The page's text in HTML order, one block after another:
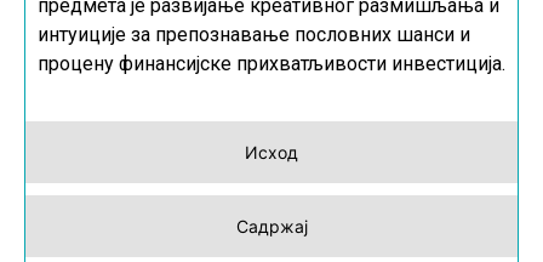
Исход
Садржај
предмета је развијање креативног размишљања и
интуиције за препознавање пословних шанси и
процену финансијске прихватљивости инвестиција.